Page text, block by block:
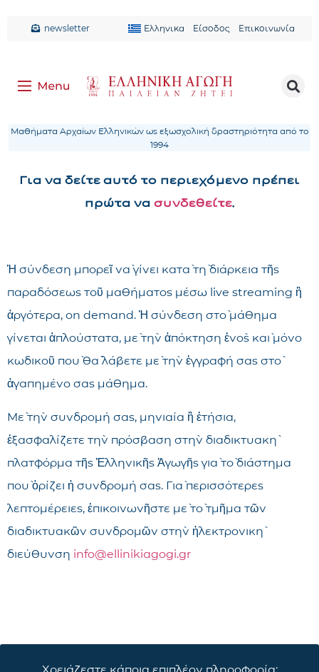
newsletter Ελληνικα Είσοδος Επικοινωνία
Μαθήματα Αρχαίων Ελληνικών ως εξωσχολική δραστηριότητα από το
1994
Για να δείτε αυτό το περιεχόμενο πρέπει
πρώτα να συνδεθείτε.
Ἡ σύνδεση μπορεῖ νὰ γίνει κατὰ τὴ διάρκεια τῆς
παραδόσεως τοῦ μαθήματος μέσω live streaming ἢ
ἀργότερα, on demand. Ἡ σύνδεση στὸ μάθημα
γίνεται ἁπλούστατα, μὲ τὴν ἀπόκτηση ἑνὸς καὶ μόνο
κωδικοῦ ποὺ θὰ λάβετε μὲ τὴν ἐγγραφή σας στὸ
ἀγαπημένο σας μάθημα.
Μὲ τὴν συνδρομή σας, μηνιαία ἢ ἐτήσια,
ἐξασφαλίζετε τὴν πρόσβαση στὴν διαδικτυακὴ
πλατφόρμα τῆς Ἑλληνικῆς Ἀγωγῆς γιὰ τὸ διάστημα
ποὺ ὁρίζει ἡ συνδρομή σας. Γιὰ περισσότερες
λεπτομέρειες, ἐπικοινωνῆστε μὲ τὸ τμῆμα τῶν
διαδικτυακῶν συνδρομῶν στὴν ἠλεκτρονικὴ
διεύθυνση info@ellinikiagogi.gr